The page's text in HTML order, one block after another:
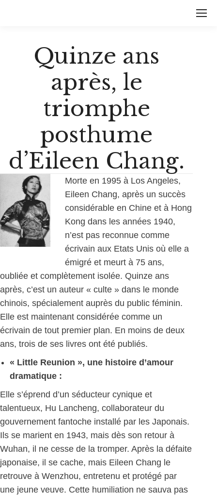
Quinze ans
après, le
triomphe
posthume
d’Eileen Chang.
Morte en 1995 à Los Angeles,
Eileen Chang, après un succès
considérable en Chine et à Hong
Kong dans les années 1940,
n’est pas reconnue comme
écrivain aux Etats Unis où elle a
émigré et meurt à 75 ans,
oubliée et complètement isolée. Quinze ans
après, c’est un auteur « culte » dans le monde
chinois, spécialement auprès du public féminin.
Elle est maintenant considérée comme un
écrivain de tout premier plan. En moins de deux
ans, trois de ses livres ont été publiés.
« Little Reunion », une histoire d’amour
dramatique :
Elle s’éprend d’un séducteur cynique et
talentueux, Hu Lancheng, collaborateur du
gouvernement fantoche installé par les Japonais.
Ils se marient en 1943, mais dès son retour à
Wuhan, il ne cesse de la tromper. Après la défaite
japonaise, il se cache, mais Eileen Chang le
retrouve à Wenzhou, entretenu et protégé par
une jeune veuve. Cette humiliation ne sauva pas